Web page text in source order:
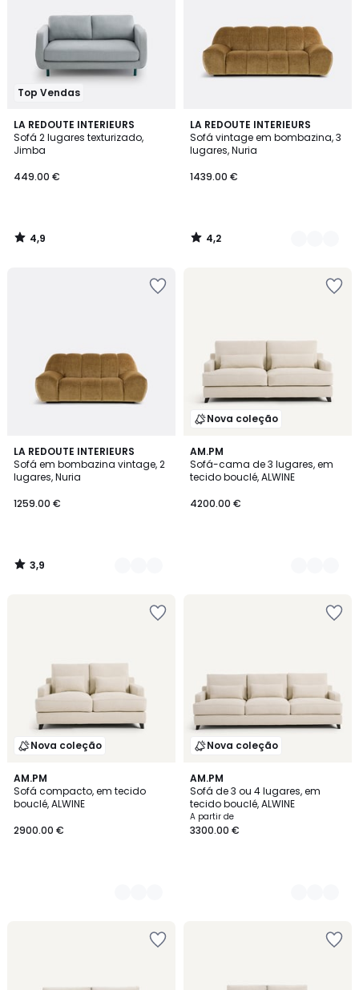
Top Vendas
LA REDOUTE INTERIEURS
Sofá 2 lugares texturizado,
Jimba
449.00 €
4,9
/ 5
4,9
/
LA REDOUTE INTERIEURS
Sofá vintage em bombazina, 3
lugares, Nuria
1439.00 €
4,2
/ 5
4
Cores
4,2
/
LA REDOUTE INTERIEURS
Sofá em bombazina vintage, 2
lugares, Nuria
1259.00 €
3,9
/ 5
4
Cores
3,9
/
Nova coleção
AM.PM
Sofá-cama de 3 lugares, em
tecido bouclé, ALWINE
4200.00 €
3
Cores
Nova coleção
AM.PM
Sofá compacto, em tecido
bouclé, ALWINE
2900.00 €
3
Cores
Nova coleção
AM.PM
Sofá de 3 ou 4 lugares, em
tecido bouclé, ALWINE
A partir de
3300.00 €
3
Cores